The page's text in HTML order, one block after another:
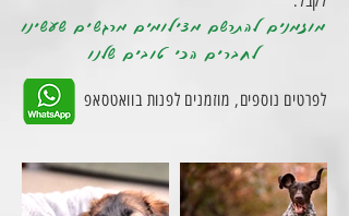
מוזמנים להתרשם מצילומים מרגשים שעשינו
לחברים הכי טובים שלנו
לפרטים נוספים, מוזמנים לפנות בוואטסאפ